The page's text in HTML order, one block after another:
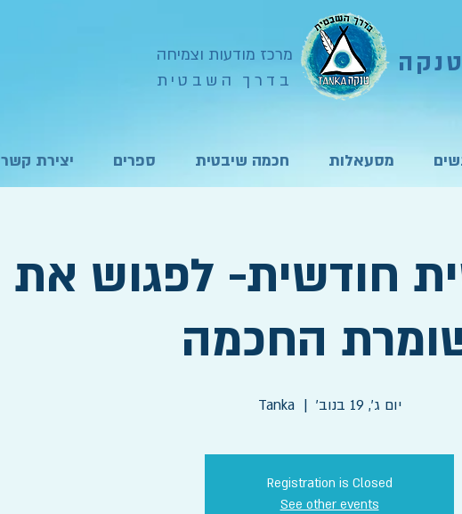
מרכז מודעות וצמיחה
בדרך השבטית
טנקה
מסעאלות חכמה שיבטית ספרים יצירת קשר
חודשית- לפגוש את
החכמה
יום ג׳, 19 בנוב׳
  |
Tanka
Registration is Closed
See other events